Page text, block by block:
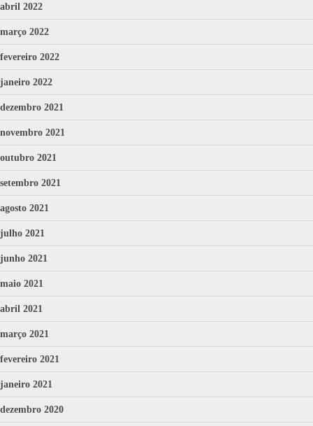
abril 2022
março 2022
fevereiro 2022
janeiro 2022
dezembro 2021
novembro 2021
outubro 2021
setembro 2021
agosto 2021
julho 2021
junho 2021
maio 2021
abril 2021
março 2021
fevereiro 2021
janeiro 2021
dezembro 2020